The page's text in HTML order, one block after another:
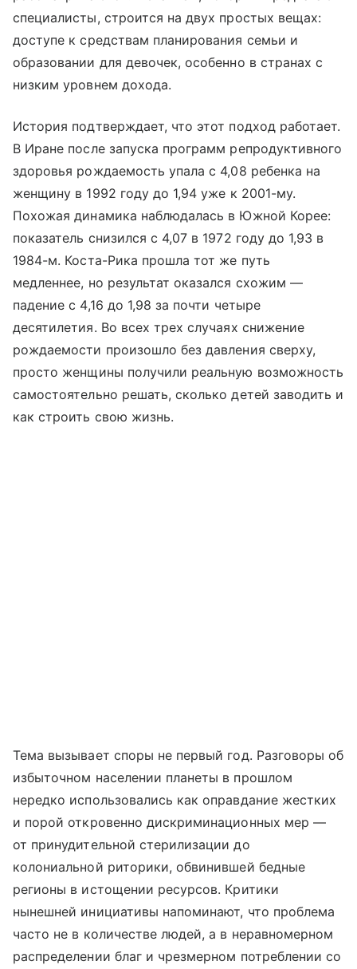
специалисты, строится на двух простых вещах:
доступе к средствам планирования семьи и
образовании для девочек, особенно в странах с
низким уровнем дохода.
История подтверждает, что этот подход работает.
В Иране после запуска программ репродуктивного
здоровья рождаемость упала с 4,08 ребенка на
женщину в 1992 году до 1,94 уже к 2001-му.
Похожая динамика наблюдалась в Южной Корее:
показатель снизился с 4,07 в 1972 году до 1,93 в
1984-м. Коста-Рика прошла тот же путь
медленнее, но результат оказался схожим —
падение с 4,16 до 1,98 за почти четыре
десятилетия. Во всех трех случаях снижение
рождаемости произошло без давления сверху,
просто женщины получили реальную возможность
самостоятельно решать, сколько детей заводить и
как строить свою жизнь.
Тема вызывает споры не первый год. Разговоры об
избыточном населении планеты в прошлом
нередко использовались как оправдание жестких
и порой откровенно дискриминационных мер —
от принудительной стерилизации до
колониальной риторики, обвинившей бедные
регионы в истощении ресурсов. Критики
нынешней инициативы напоминают, что проблема
часто не в количестве людей, а в неравномерном
распределении благ и чрезмерном потреблении со